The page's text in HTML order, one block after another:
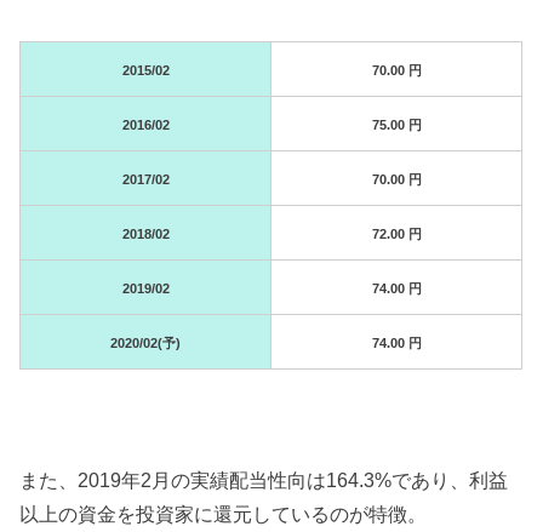
2015/02 70.00 円
2016/02 75.00 円
2017/02 70.00 円
2018/02 72.00 円
2019/02 74.00 円
2020/02(予) 74.00 円
また、2019年2月の実績配当性向は164.3%であり、利益
以上の資金を投資家に還元しているのが特徴。